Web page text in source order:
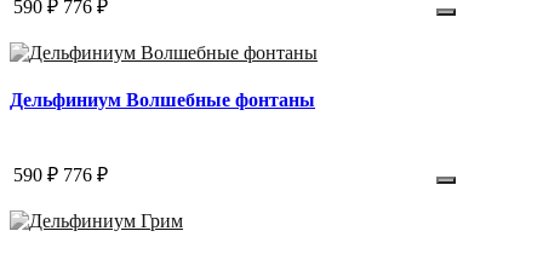
590 ₽ 776 ₽
Дельфиниум Волшебные фонтаны
590 ₽ 776 ₽